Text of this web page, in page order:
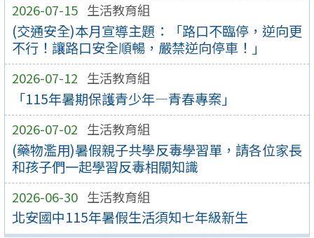
2026-07-15 生活教育組
(交通安全)本月宣導主題：「路口不臨停，逆向更
不行！讓路口安全順暢，嚴禁逆向停車！」
2026-07-12 生活教育組
「115年暑期保護青少年—青春專案」
2026-07-02 生活教育組
(藥物濫用)暑假親子共學反毒學習單，請各位家長
和孩子們一起學習反毒相關知識
2026-06-30 生活教育組
北安國中115年暑假生活須知七年級新生